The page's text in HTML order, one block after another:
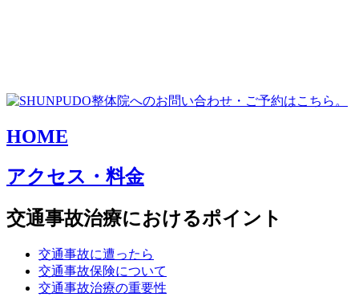
HOME
アクセス・料金
交通事故治療におけるポイント
交通事故に遭ったら
交通事故保険について
交通事故治療の重要性